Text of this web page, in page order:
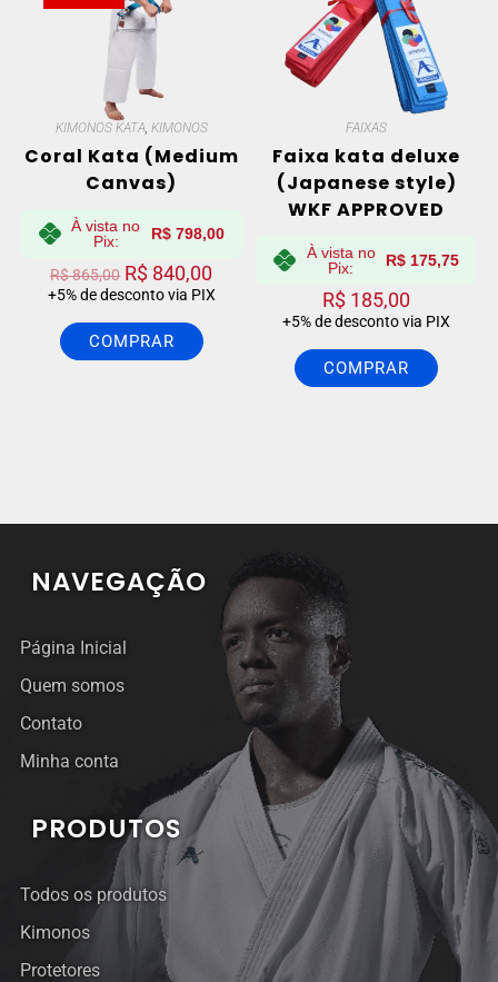
KIMONOS KATA, KIMONOS
Coral Kata (Medium
Canvas)
À vista no
Pix:
R$798,00
R$865,00 R$ 840,00
+5% de desconto via PIX
COMPRAR
FAIXAS
Faixa kata deluxe
(Japanese style)
WKF APPROVED
À vista no
Pix:
R$ 175,75
R$ 185,00
+5% de desconto via PIX
COMPRAR
NAVEGAÇÃO
Página Inicial
Quem somos
Contato
Minha conta
PRODUTOS
Todos os produtos
Kimonos
Protetores